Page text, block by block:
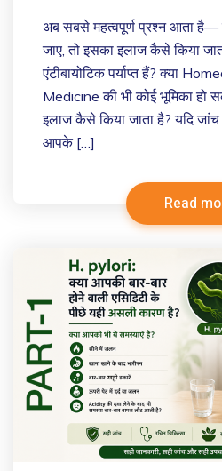
अब सबसे महत्वपूर्ण प्रश्न आता है—
जाए, तो इसका इलाज कैसे किया
एंटीबायोटिक पर्याप्त हैं? क्या
Medicine की भी कोई भूमिका हो
इलाज कैसे किया जाता है? यदि जांच
आपके […]
Read